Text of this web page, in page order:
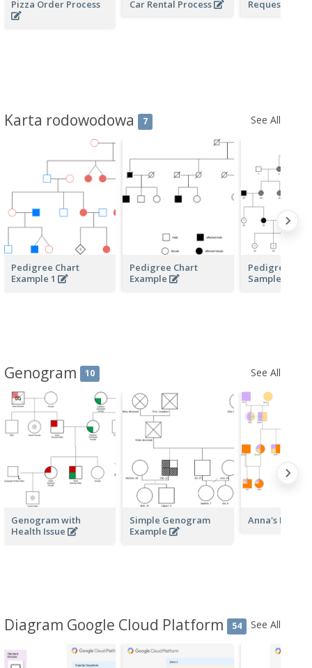
Pizza Order Process Car Rental Process Request of
Karta rodowodowa 7 See All
Pedigree Chart
Example 1
Pedigree Chart
Example
Pedigree
Sample
Genogram 10 See All
Genogram with
Health Issue
Simple Genogram
Example
Anna's
Diagram Google Cloud Platform 54 See All